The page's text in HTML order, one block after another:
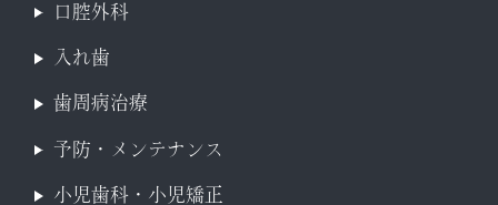
口腔外科
入れ歯
歯周病治療
予防・メンテナンス
小児歯科・小児矯正